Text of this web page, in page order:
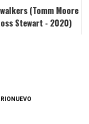
(Tomm Moore
Stewart - 2020)